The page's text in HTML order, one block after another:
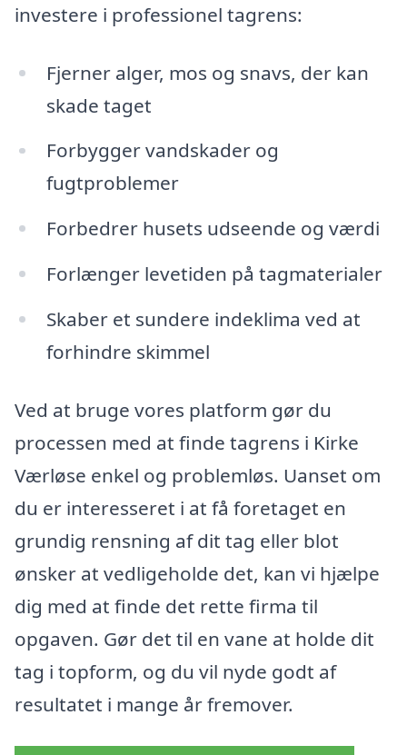
investere i professionel tagrens:
Fjerner alger, mos og snavs, der kan
skade taget
Forbygger vandskader og
fugtproblemer
Forbedrer husets udseende og værdi
Forlænger levetiden på tagmaterialer
Skaber et sundere indeklima ved at
forhindre skimmel
Ved at bruge vores platform gør du
processen med at finde tagrens i Kirke
Værløse enkel og problemløs. Uanset om
du er interesseret i at få foretaget en
grundig rensning af dit tag eller blot
ønsker at vedligeholde det, kan vi hjælpe
dig med at finde det rette firma til
opgaven. Gør det til en vane at holde dit
tag i topform, og du vil nyde godt af
resultatet i mange år fremover.